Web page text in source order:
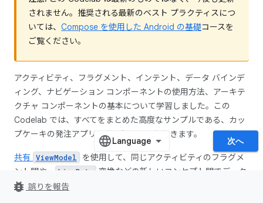
されません。推奨される最新のベスト プラクティスにつ
いては、 Compose を使用した Android の基礎コースを
ご覧ください。
アクティビティ、フラグメント、インテント、データ バインデ
ィング、ナビゲーション コンポーネントの使用方法、アーキテ
クチャ コンポーネントの基本について学習しました。この
Codelab では、すべてをまとめた高度なサンプルである、カッ
プケーキの発注アプリに取り組んでいただきます。
共有 ViewModel
を使用して、同じアクティビティのフラグメ
ント間や、
LiveData
変換などの新しいコンセプト間でデータ
を共有する方法を学習します。
次へ
bug_report 誤りを報告